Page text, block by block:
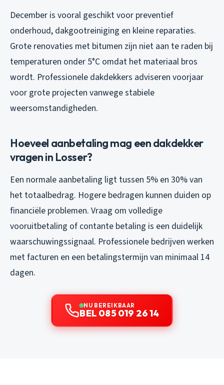
December is vooral geschikt voor preventief
onderhoud, dakgootreiniging en kleine reparaties.
Grote renovaties met bitumen zijn niet aan te raden bij
temperaturen onder 5°C omdat het materiaal bros
wordt. Professionele dakdekkers adviseren voorjaar
voor grote projecten vanwege stabiele
weersomstandigheden.
Hoeveel aanbetaling mag een dakdekker
vragen in Losser?
Een normale aanbetaling ligt tussen 5% en 30% van
het totaalbedrag. Hogere bedragen kunnen duiden op
financiële problemen. Vraag om volledige
vooruitbetaling of contante betaling is een duidelijk
waarschuwingssignaal. Professionele bedrijven werken
met facturen en een betalingstermijn van minimaal 14
dagen.
NU BEREIKBAAR
BEL 085 019 26 14